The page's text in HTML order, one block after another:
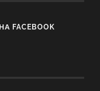
FACEBOOK